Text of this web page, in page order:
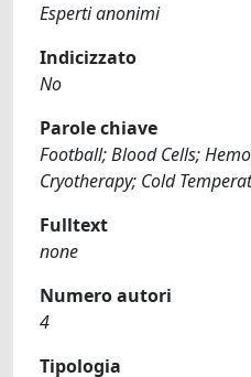
Esperti anonimi
Indicizzato
No
Parole chiave
Football; Blood Cells;
Cryotherapy; Cold
Fulltext
none
Numero autori
4
Tipologia